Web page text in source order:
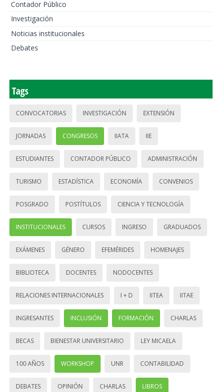
Contador Público
Investigación
Noticias institucionales
Debates
Tags
CONVOCATORIAS INVESTIGACIÓN EXTENSIÓN
JORNADAS CONGRESOS IIATA IIE
ESTUDIANTES CONTADOR PÚBLICO ADMINISTRACIÓN
TURISMO ESTADÍSTICA ECONOMÍA CONVENIOS
POSGRADO POSTÍTULOS CIENCIA Y TECNOLOGÍA
INSTITUCIONALES CURSOS INGRESO GRADUADOS
EXÁMENES GÉNERO EFEMÉRIDES HOMENAJES
BIBLIOTECA DOCENTES NODOCENTES
RELACIONES INTERNACIONALES I + D IITEA IITAE
INGRESANTES INCLUSIÓN FORMACIÓN CHARLAS
BECAS BIENESTAR UNIVERSITARIO LEY MICAELA
100 AÑOS WORKSHOP UNR CONTABILIDAD
DEBATES OPINIÓN CHARLAS LIBROS